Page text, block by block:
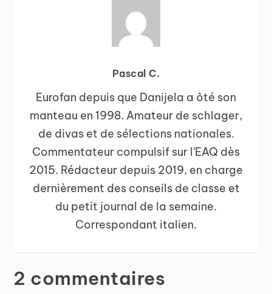
Pascal C.
Eurofan depuis que Danijela a ôté son
manteau en 1998. Amateur de schlager,
de divas et de sélections nationales.
Commentateur compulsif sur l'EAQ dès
2015. Rédacteur depuis 2019, en charge
dernièrement des conseils de classe et
du petit journal de la semaine.
Correspondant italien.
2 commentaires